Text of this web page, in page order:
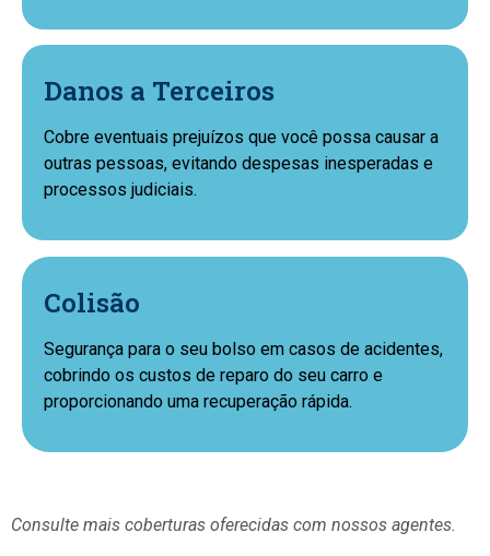
Danos a Terceiros
Cobre eventuais prejuízos que você possa causar a
outras pessoas, evitando despesas inesperadas e
processos judiciais.
Colisão
Segurança para o seu bolso em casos de acidentes,
cobrindo os custos de reparo do seu carro e
proporcionando uma recuperação rápida.
Consulte mais coberturas oferecidas com nossos agentes.